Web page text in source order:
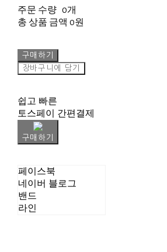
주문 수량 0개
총 상품 금액 0원
구매하기
장바구니에 담기
쉽고 빠른
토스페이 간편결제
구매하기
페이스북
네이버 블로그
밴드
라인